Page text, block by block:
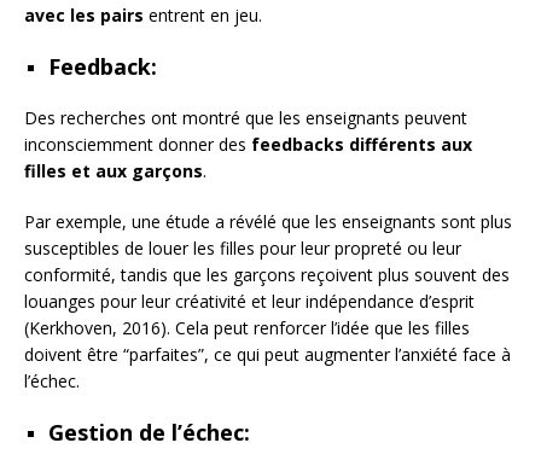
avec les pairs entrent en jeu.
Feedback:
Des recherches ont montré que les enseignants peuvent
inconsciemment donner des feedbacks différents aux
filles et aux garçons.
Par exemple, une étude a révélé que les enseignants sont plus
susceptibles de louer les filles pour leur propreté ou leur
conformité, tandis que les garçons reçoivent plus souvent des
louanges pour leur créativité et leur indépendance d’esprit
(Kerkhoven, 2016). Cela peut renforcer l’idée que les filles
doivent être “parfaites”, ce qui peut augmenter l’anxiété face à
l’échec.
Gestion de l’échec: